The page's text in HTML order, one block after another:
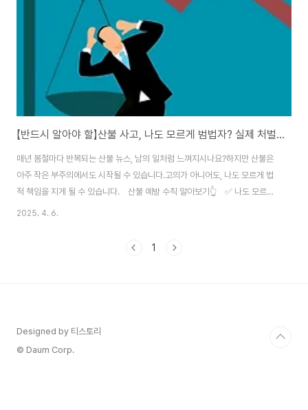
【반드시 알아야 할】산불 사고, 나도 모르게 범법자? 실제 처벌사례!
매년 봄철마다 반복되는 산불 뉴스, 남의 일처럼 느껴지시나요?하지만 산불은
아주 작은 부주의에서도 시작될 수 있습니다.고의가 아니어도, 나도 모르게 법
적 책임을 지게 될 수 있습니다. 산불 예방 수칙 알아보기👆 ✅ 나도 모르게
산불 가해자가 될 수 있다? 담배꽁초 하나, 취사 불씨 관리 소홀, 캠핑 중 무심
이 없더라도 과실이 인정되면 형사처벌 대상이 됩니다. ✅ 실수로 산불을 내도
2025. 4. 6.
1
Designed by 티스토리
© Daum Corp.